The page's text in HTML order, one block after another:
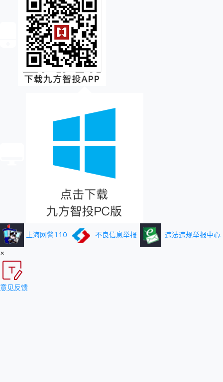
上海网警110 不良信息举报 违法违规举报中心
×
意见反馈